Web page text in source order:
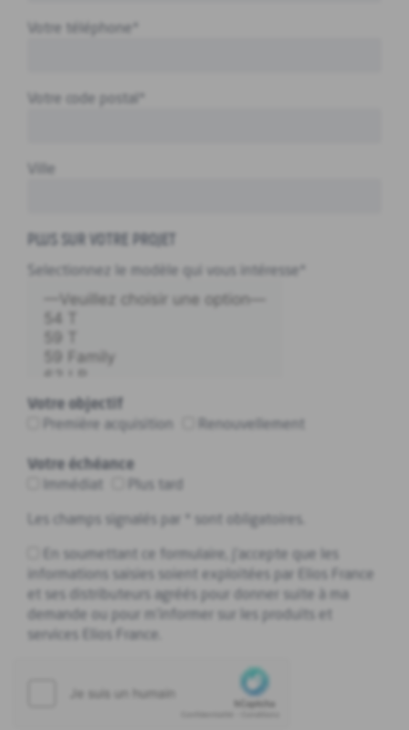
Votre téléphone*
Votre code postal*
Ville
PLUS SUR VOTRE PROJET
Selectionnez le modèle qui vous intéresse*
Votre objectif
Première acquisition Renouvellement
Votre échéance
Immédiat
Plus tard
Les champs signalés par * sont obligatoires.
En soumettant ce formulaire, j'accepte que les
informations saisies soient exploitées par Elios France
et ses distributeurs agréés pour donner suite à ma
demande ou pour m'informer sur les produits et
services Elios France.